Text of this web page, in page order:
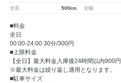
全長 500cm 全幅
■料金
全日
00:00-24:00 30分/300円
■上限料金
【全日】最大料金入庫後24時間以内900円
※最大料金は繰り返し適用となります。
■駐車サイズ